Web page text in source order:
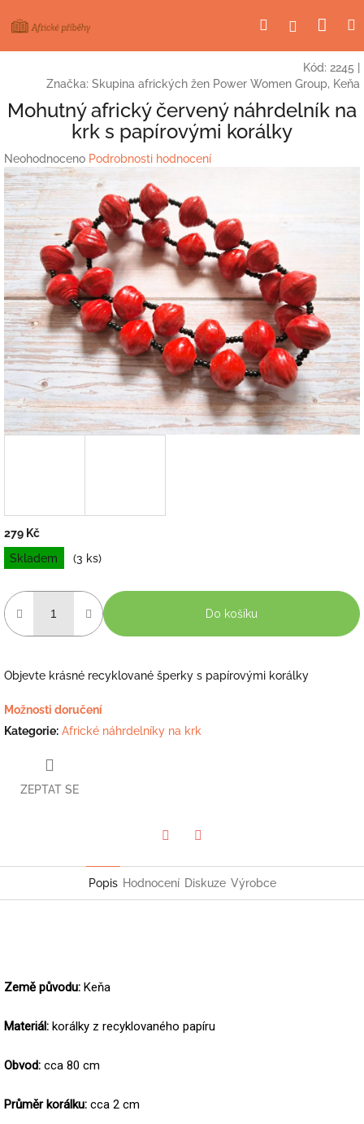
na
HledatPřihlášení
Kód: 2245
Značka: Skupina afrických žen Power Women Group, Keňa
Mohutný africký červený náhrdelník na
krk s papírovými korálky
Průměrné
hodnocení
produktu
je
0,0
z
5
hvězdiček.
Neohodnoceno Podrobnosti hodnocení
279 Kč
Měrná
cena:
Skladem (3 ks)
Do košíku
Objevte krásné recyklované šperky s papírovými korálky
Možnosti doručení
Kategorie: Africké náhrdelníky na krk
ZEPTAT SE
Popis Hodnocení Diskuze Výrobce
Země původu: Keňa
Materiál: korálky z recyklovaného papíru
Obvod: cca 80 cm
Průměr korálku: cca 2 cm